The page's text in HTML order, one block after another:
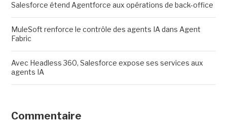
Salesforce étend Agentforce aux opérations de back-office
MuleSoft renforce le contrôle des agents IA dans Agent
Fabric
Avec Headless 360, Salesforce expose ses services aux
agents IA
Commentaire